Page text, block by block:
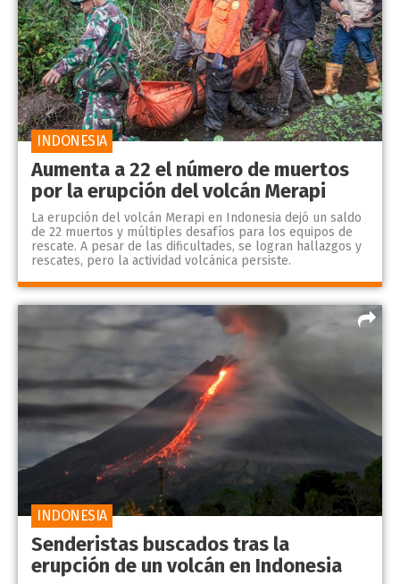
Aumenta a 22 el número de muertos
por la erupción del volcán Merapi
La erupción del volcán Merapi en Indonesia dejó un saldo
de 22 muertos y múltiples desafíos para los equipos de
rescate. A pesar de las dificultades, se logran hallazgos y
rescates, pero la actividad volcánica persiste.
INDONESIA
Senderistas buscados tras la
erupción de un volcán en Indonesia
INDONESIA